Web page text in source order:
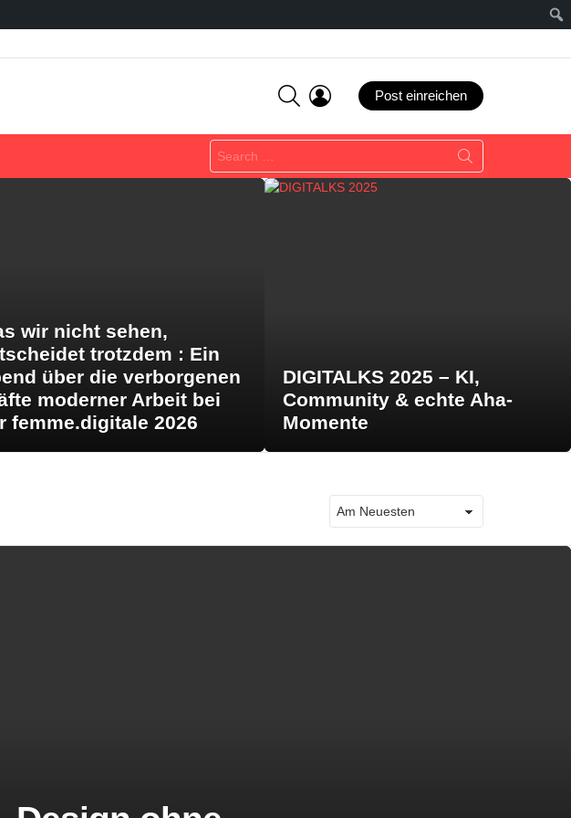
SEARCHLOGIN
Post einreichen
Search
for:
wir nicht sehen,
trotzdem : Ein
über die verborgenen
moderner Arbeit bei
femme.digitale 2026
DIGITALKS 2025 – KI,
Community & echte Aha-
Momente